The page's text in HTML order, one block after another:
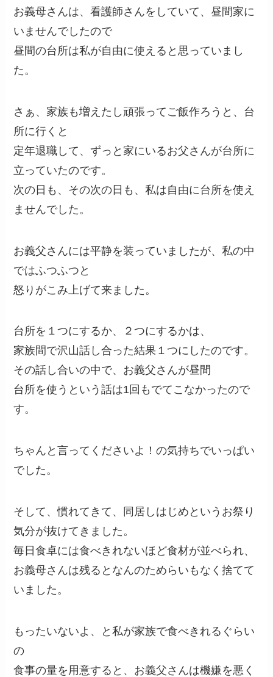
お義母さんは、看護師さんをしていて、昼間家に
いませんでしたので
昼間の台所は私が自由に使えると思っていまし
た。
さぁ、家族も増えたし頑張ってご飯作ろうと、台
所に行くと
定年退職して、ずっと家にいるお父さんが台所に
立っていたのです。
次の日も、その次の日も、私は自由に台所を使え
ませんでした。
お義父さんには平静を装っていましたが、私の中
ではふつふつと
怒りがこみ上げて来ました。
台所を１つにするか、２つにするかは、
家族間で沢山話し合った結果１つにしたのです。
その話し合いの中で、お義父さんが昼間
台所を使うという話は1回もでてこなかったので
す。
ちゃんと言ってくださいよ！の気持ちでいっぱい
でした。
そして、慣れてきて、同居しはじめというお祭り
気分が抜けてきました。
毎日食卓には食べきれないほど食材が並べられ、
お義母さんは残るとなんのためらいもなく捨てて
いました。
もったいないよ、と私が家族で食べきれるぐらい
の
食事の量を用意すると、お義父さんは機嫌を悪く